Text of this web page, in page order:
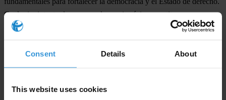
Consent Details About
This website uses cookies
Cualquier intento de socavar el espacio cívico constituye una
amenaza para la democracia.